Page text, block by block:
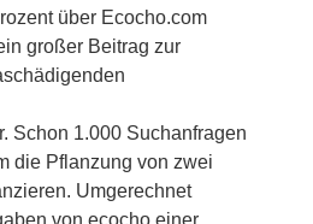
über Ecocho.com
großer Beitrag zur
Schon 1.000 Suchanfragen
die Pflanzung von zwei
Umgerechnet